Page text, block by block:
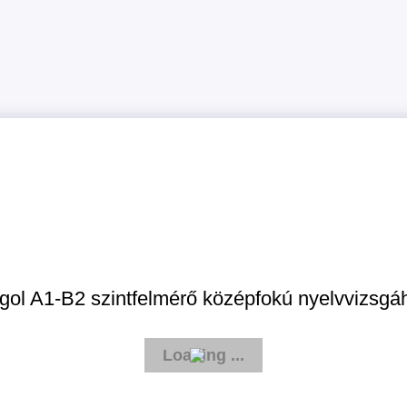
A1-B2 szintfelmérő középfokú